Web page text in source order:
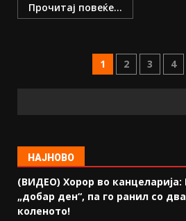
Прочитај повеќе...
1 2 3 4
НАЈНОВО
(ВИДЕО) Хорор во канцеларија:
„добар ден“, па го ранил со
коленото!